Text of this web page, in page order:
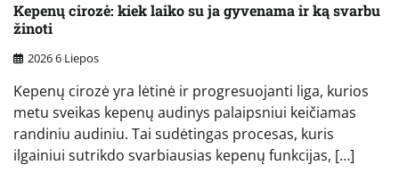
Kepenų cirozė: kiek laiko su ja gyvenama ir ką svarbu
žinoti
2026 6 Liepos
Kepenų cirozė yra lėtinė ir progresuojanti liga, kurios
metu sveikas kepenų audinys palaipsniui keičiamas
randiniu audiniu. Tai sudėtingas procesas, kuris
ilgainiui sutrikdo svarbiausias kepenų funkcijas, […]